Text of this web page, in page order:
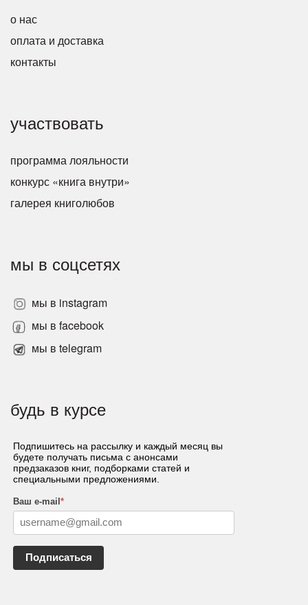
о нас
оплата и доставка
контакты
участвовать
программа лояльности
конкурс «книга внутри»
галерея книголюбов
мы в соцсетях
мы в instagram
мы в facebook
мы в telegram
будь в курсе
Подпишитесь на рассылку и каждый месяц вы
будете получать письма с анонсами
предзаказов книг, подборками статей и
специальными предложениями.
Ваш e-mail *
Подписаться